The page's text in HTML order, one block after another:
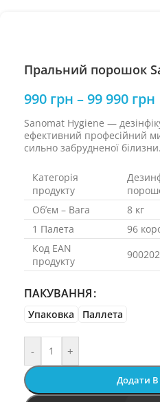
Пральний порошок
990 грн –99 990 грн
Sanomat Hygiene —
ефективний професійний
сильно забрудненої білизни.
Категорія
продукту
Об’єм – Вага
8 кг
1 Палета
96
Код EAN
продукту
ПАКУВАННЯ
Упаковка Паллета
- +
Додати